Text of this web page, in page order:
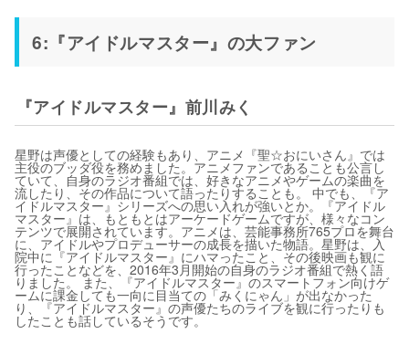
6:『アイドルマスター』の大ファン
『アイドルマスター』前川みく
星野は声優としての経験もあり、アニメ『聖☆おにいさん』では
主役のブッダ役を務めました。アニメファンであることも公言し
ていて、自身のラジオ番組では、好きなアニメやゲームの楽曲を
流したり、その作品について語ったりすることも。 中でも、『ア
イドルマスター』シリーズへの思い入れが強いとか。『アイドル
マスター』は、もともとはアーケードゲームですが、様々なコン
テンツで展開されています。アニメは、芸能事務所765プロを舞台
に、アイドルやプロデューサーの成長を描いた物語。星野は、入
院中に『アイドルマスター』にハマったこと、その後映画も観に
行ったことなどを、2016年3月開始の自身のラジオ番組で熱く語
りました。 また、『アイドルマスター』のスマートフォン向けゲ
ームに課金しても一向に目当ての「みくにゃん」が出なかった
り、『アイドルマスター』の声優たちのライブを観に行ったりも
したことも話しているそうです。